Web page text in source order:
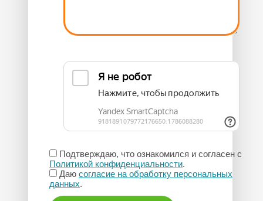
Подтверждаю, что ознакомился и согласен с
Политикой конфиденциальности.
Даю согласие на обработку персональных
данных.